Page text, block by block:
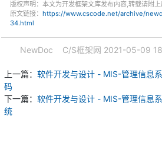
版权声明：本文为开发框架文库发布内容,转载请附
原文链接： https://www.cscode.net/archive/
34.html
NewDoc C/S框架网 2021-05-09
上一篇： 软件开发与设计 - MIS-管理信息
码
下一篇： 软件开发与设计 - MIS-管理信息
统